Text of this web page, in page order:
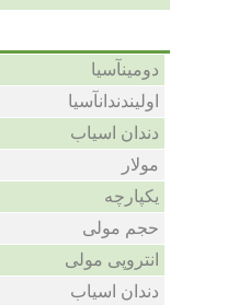
دومینآسیا
اولیندندانآسیا
دندان اسیاب
مولار
یکپارچه
حجم مولی
انتروپی مولی
دندان اسیاب